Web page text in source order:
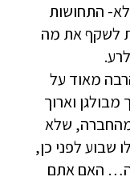
התחושות
לשקף את מה
מאוד על
וארוך
שלא
שבוע לפני כן,
האם אתם